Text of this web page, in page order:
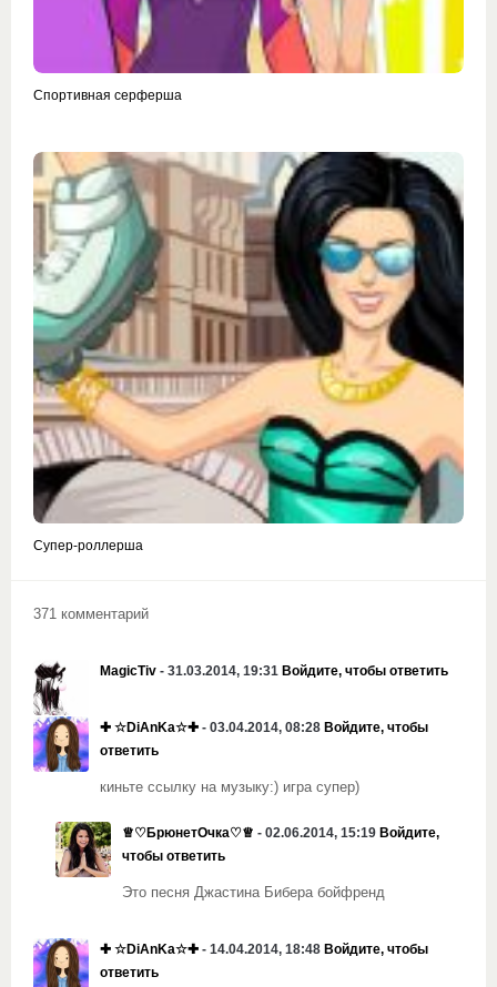
Спортивная серферша
Супер-роллерша
371 комментарий
MagicTiv - 31.03.2014, 19:31 Войдите, чтобы ответить
✚ ☆DiAnKa☆✚ - 03.04.2014, 08:28 Войдите, чтобы
ответить
киньте ссылку на музыку:) игра супер)
♕♡БрюнетОчка♡♕ - 02.06.2014, 15:19 Войдите,
чтобы ответить
Это песня Джастина Бибера бойфренд
✚ ☆DiAnKa☆✚ - 14.04.2014, 18:48 Войдите, чтобы
ответить